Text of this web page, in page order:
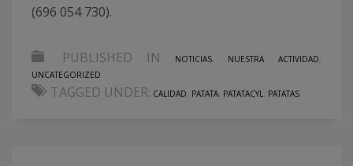
(696 054 730).
PUBLISHED IN NOTICIAS, NUESTRA ACTIVIDAD,
UNCATEGORIZED
TAGGED UNDER: CALIDAD, PATATA, PATATACYL, PATATAS